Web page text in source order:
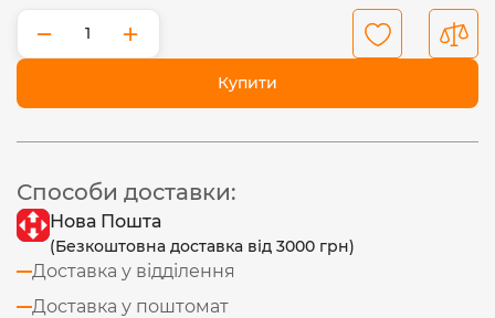
− +
Купити
Способи доставки:
Нова Пошта
(Безкоштовна доставка від 3000 грн)
Доставка у відділення
Доставка у поштомат